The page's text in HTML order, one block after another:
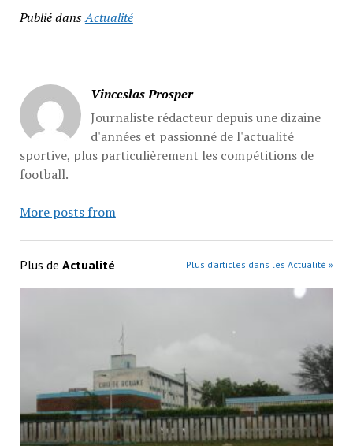
Publié dansActualité
Vinceslas Prosper
Journaliste rédacteur depuis une dizaine
d'années et passionné de l'actualité
sportive, plus particulièrement les compétitions de
football.
More posts from
Plus de Actualité Plus d’articles dans les Actualité »